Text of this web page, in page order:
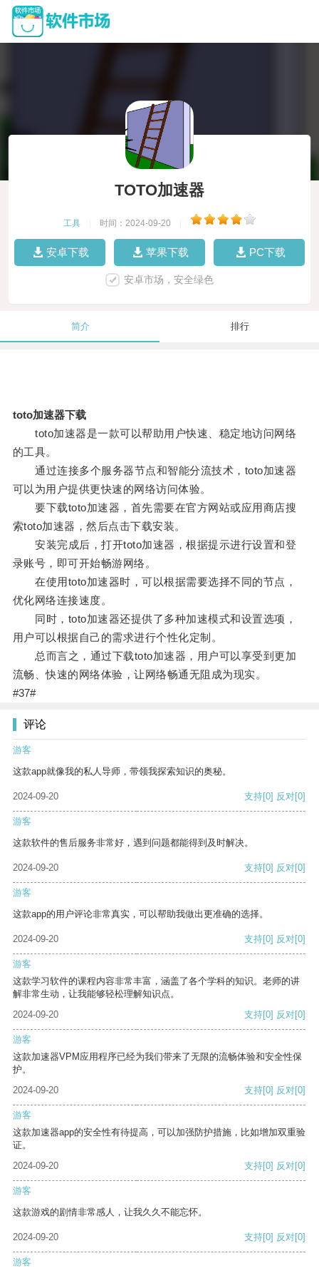
TOTO加速器
工具 时间：2024-09-20
安卓下载 苹果下载 PC下载
安卓市场，安全绿色
简介 排行
toto加速器下载
toto加速器是一款可以帮助用户快速、稳定地访问网络
的工具。
通过连接多个服务器节点和智能分流技术，toto加速器
可以为用户提供更快速的网络访问体验。
要下载toto加速器，首先需要在官方网站或应用商店搜
索toto加速器，然后点击下载安装。
安装完成后，打开toto加速器，根据提示进行设置和登
录账号，即可开始畅游网络。
在使用toto加速器时，可以根据需要选择不同的节点，
优化网络连接速度。
同时，toto加速器还提供了多种加速模式和设置选项，
用户可以根据自己的需求进行个性化定制。
总而言之，通过下载toto加速器，用户可以享受到更加
流畅、快速的网络体验，让网络畅通无阻成为现实。
#37#
评论
游客
这款app就像我的私人导师，带领我探索知识的奥秘。
2024-09-20 支持[0] 反对[0]
游客
这款软件的售后服务非常好，遇到问题都能得到及时解决。
2024-09-20 支持[0] 反对[0]
游客
这款app的用户评论非常真实，可以帮助我做出更准确的选择。
2024-09-20 支持[0] 反对[0]
游客
这款学习软件的课程内容非常丰富，涵盖了各个学科的知识。老师的讲
解非常生动，让我能够轻松理解知识点。
2024-09-20
支持[0] 反对[0]
游客
这款加速器VPM应用程序已经为我们带来了无限的流畅体验和安全性保
护。
2024-09-20
支持[0] 反对[0]
游客
这款加速器app的安全性有待提高，可以加强防护措施，比如增加双重验
证。
2024-09-20
支持[0] 反对[0]
游客
这款游戏的剧情非常感人，让我久久不能忘怀。
2024-09-20 支持[0] 反对[0]
游客